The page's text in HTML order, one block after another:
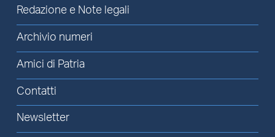
Redazione e Note legali
Archivio numeri
Amici di Patria
Contatti
Newsletter